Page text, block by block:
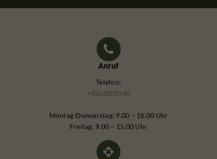
Anruf
Telefon:
+4562202540
Montag-Donnerstag: 9.00 – 16.00 Uhr
Freitag: 9.00 – 15.00 Uhr